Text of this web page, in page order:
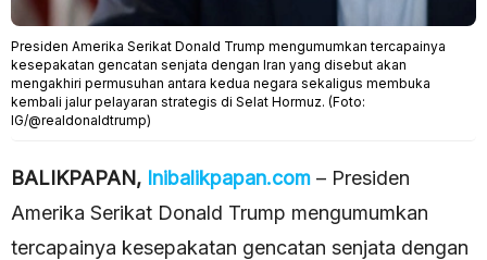
Presiden Amerika Serikat Donald Trump mengumumkan tercapainya
kesepakatan gencatan senjata dengan Iran yang disebut akan
mengakhiri permusuhan antara kedua negara sekaligus membuka
kembali jalur pelayaran strategis di Selat Hormuz. (Foto:
IG/@realdonaldtrump)
BALIKPAPAN, Inibalikpapan.com – Presiden
Amerika Serikat Donald Trump mengumumkan
tercapainya kesepakatan gencatan senjata dengan